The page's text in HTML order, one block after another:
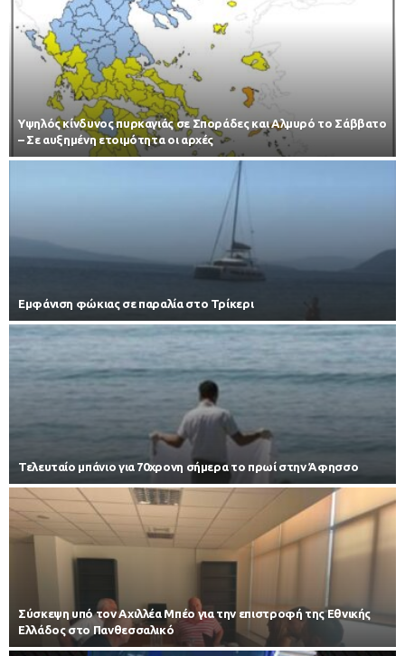
Υψηλός κίνδυνος πυρκαγιάς σε Σποράδες και Αλμυρό το Σάββατο
– Σε αυξημένη ετοιμότητα οι αρχές
Εμφάνιση φώκιας σε παραλία στο Τρίκερι
Τελευταίο μπάνιο για 70χρονη σήμερα το πρωί στην Άφησσο
Σύσκεψη υπό τον Αχιλλέα Μπέο για την επιστροφή της Εθνικής
Ελλάδος στο Πανθεσσαλικό